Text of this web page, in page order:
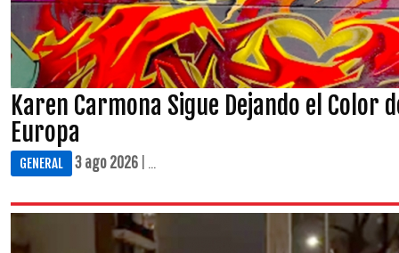
Karen Carmona Sigue Dejando el Color
Europa
GENERAL 3 ago 2026 | ...